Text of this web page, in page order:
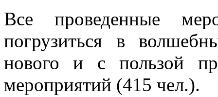
Все проведенные
погрузиться в
нового и с пользой
мероприятий (415 чел.).